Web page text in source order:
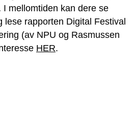
mellomtiden kan dere se
lese rapporten Digital Festival
(av NPU og Rasmussen
HER.